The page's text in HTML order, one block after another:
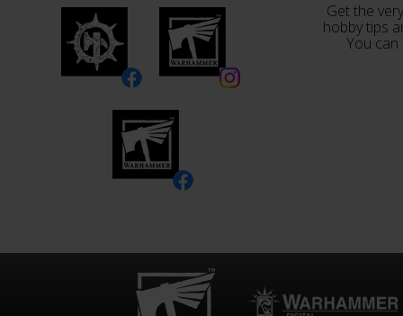
Get the
hobby tips
You